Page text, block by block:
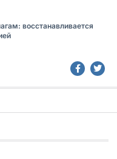
восстанавливается